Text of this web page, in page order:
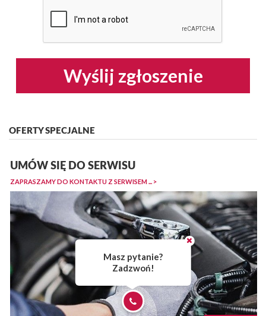
Wyślij zgłoszenie
OFERTY SPECJALNE
UMÓW SIĘ DO SERWISU
ZAPRASZAMY DO KONTAKTU Z SERWISEM ... >
Masz pytanie?
Zadzwoń!